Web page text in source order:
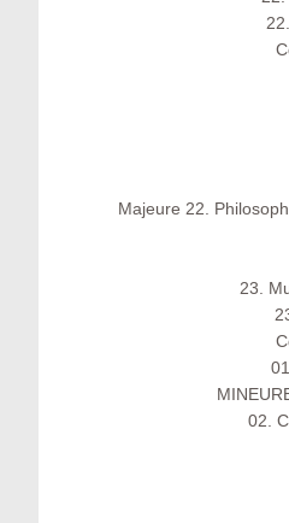
Majeure 22.
23.
02.